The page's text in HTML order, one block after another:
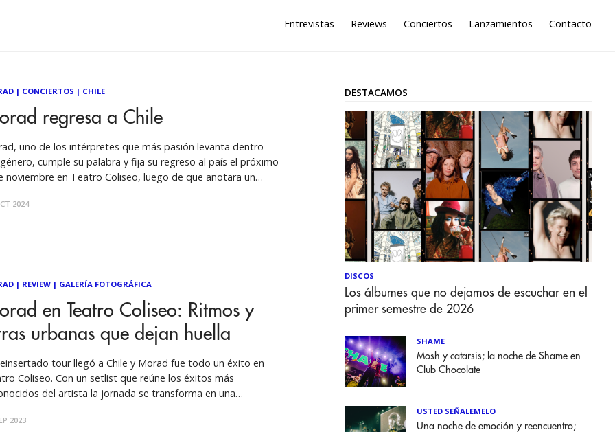
Entrevistas Reviews Conciertos Lanzamientos Contacto
| CONCIERTOS | CHILE
regresa a Chile
uno de los intérpretes que más pasión levanta dentro
cumple su palabra y fija su regreso al país el próximo
noviembre en Teatro Coliseo, luego de que anotara un
2024
| REVIEW| GALERÍA FOTOGRÁFICA
en Teatro Coliseo: Ritmos y
urbanas que dejan huella
tour llegó a Chile y Morad fue todo un éxito en
Coliseo. Con un setlist que reúne los éxitos más
del artista la jornada se transforma en una
de baile y disfrutaron cada canción del show.
2023
DESTACAMOS
DISCOS
Los álbumes que no dejamos de escuchar en el
primer semestre de 2026
SHAME
Mosh y catarsis; la noche de Shame en
Club Chocolate
USTED SEÑALEMELO
Una noche de emoción y reencuentro;